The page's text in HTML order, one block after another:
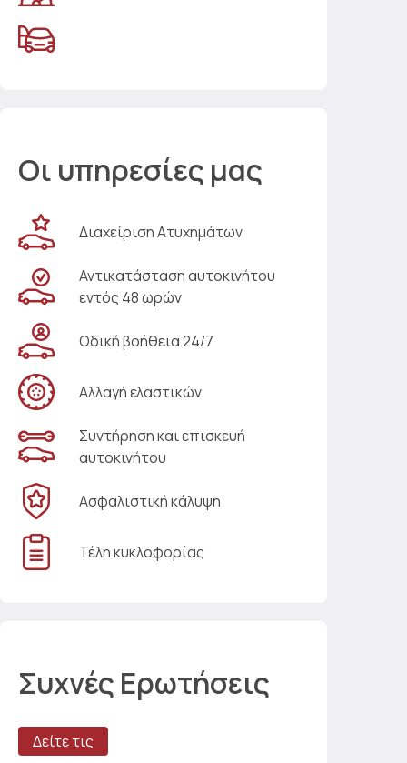
Οι υπηρεσίες μας
Διαχείριση Ατυχημάτων
Αντικατάσταση αυτοκινήτου
εντός 48 ωρών
Οδική βοήθεια 24/7
Αλλαγή ελαστικών
Συντήρηση και επισκευή
αυτοκινήτου
Ασφαλιστική κάλυψη
Τέλη κυκλοφορίας
Συχνές Ερωτήσεις
Δείτε τις